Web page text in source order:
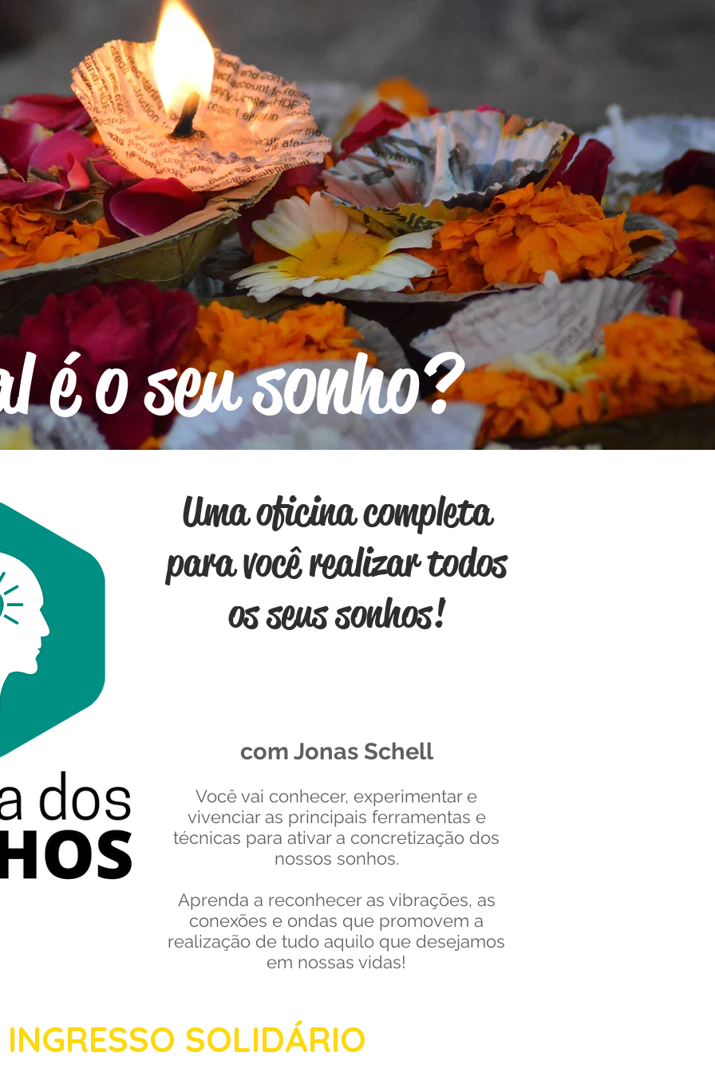
é o seu sonho?
Uma oficina completa
para você realizar todos
os seus sonhos!
com Jonas Schell
​Você vai conhecer, experimentar e
vivenciar as principais ferramentas e
técnicas para ativar a concretização dos
nossos sonhos.
Aprenda a reconhecer as vibrações, as
conexões e ondas que promovem a
realização de tudo aquilo que desejamos
em nossas vidas!
INGRESSO SOLIDÁRIO